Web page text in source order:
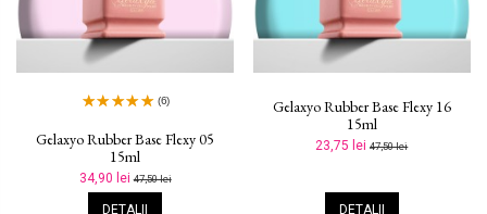
(6)
Gelaxyo Rubber Base Flexy 05
15ml
34,90 lei47,50 lei
DETALII
Gelaxyo Rubber Base Flexy 16
15ml
23,75 lei47,50 lei
DETALII